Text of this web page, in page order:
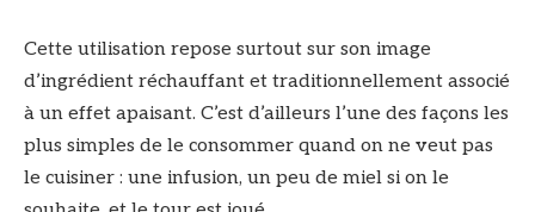
Cette utilisation repose surtout sur son image
d’ingrédient réchauffant et traditionnellement associé
à un effet apaisant. C’est d’ailleurs l’une des façons les
plus simples de le consommer quand on ne veut pas
le cuisiner : une infusion, un peu de miel si on le